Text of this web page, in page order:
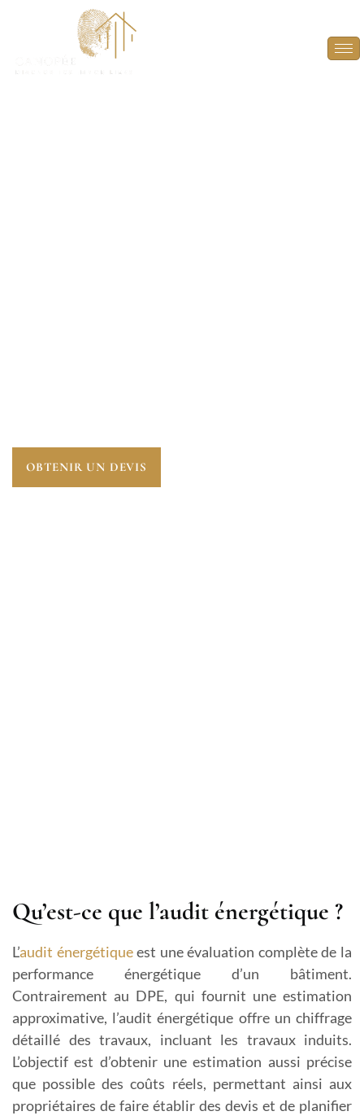
OBTENIR UN DEVIS
Qu’est-ce que l’audit énergétique ?
L’audit énergétiqueest une évaluation complète de la
performance énergétique d’un bâtiment.
Contrairement au DPE, qui fournit une estimation
approximative, l’audit énergétique offre un chiffrage
détaillé des travaux, incluant les travaux induits.
L’objectif est d’obtenir une estimation aussi précise
que possible des coûts réels, permettant ainsi aux
propriétaires de faire établir des devis et de planifier